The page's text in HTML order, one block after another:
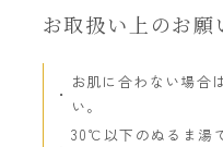
お取扱い上のお願
お肌に合わない場合
い。
30℃以下のぬるま湯